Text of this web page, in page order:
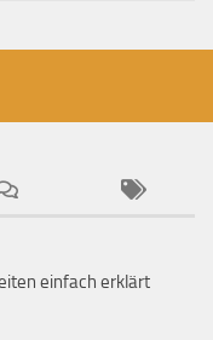
einfach erklärt